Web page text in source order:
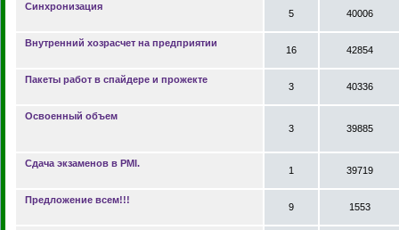
Синхронизация
5 40006
Внутренний хозрасчет на предприятии
16 42854
Пакеты работ в спайдере и прожекте
3 40336
Освоенный объем
3
39885
Сдача экзаменов в PMI.
1 39719
Предложение всем!!!
9 1553